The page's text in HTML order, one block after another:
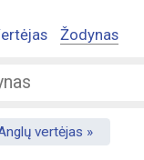
Žodynas
vertėjas